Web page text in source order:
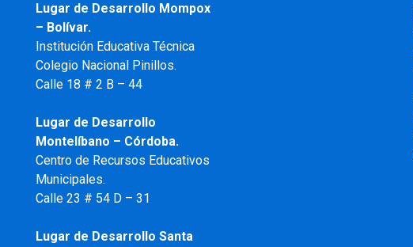
Lugar de Desarrollo Mompox
– Bolívar.
Institución Educativa Técnica
Colegio Nacional Pinillos.
Calle 18 # 2 B – 44
Lugar de Desarrollo
Montelíbano – Córdoba.
Centro de Recursos Educativos
Municipales.
Calle 23 # 54 D – 31
Lugar de Desarrollo Santa